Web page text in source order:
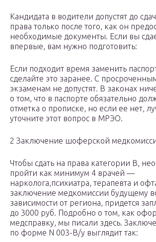
Кандидата в водители допустят до
права только после того, как он
необходимые документы. Если вы
впервые, вам нужно подготовить:
Если подходит время заменить
сделайте это заранее. С
экзаменам не допустят. В законах
о том, что в паспорте обязательно
отметка о прописке, но если ее нет,
уточните этот вопрос в МРЭО.
2 Заключение шоферской
Чтобы сдать на права категории В,
пройти как минимум 4 врачей —
нарколога,психиатра, терапевта и
заключение медкомиссии будущему
зависимости от региона, придется
до 3000 руб. Подробно о том, как
медсправку, мы писали здесь.
по форме N 003-В/у выглядит так: